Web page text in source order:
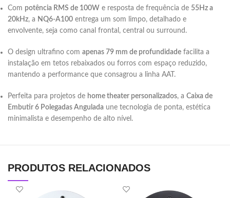
Com potência RMS de 100W e resposta de frequência de 55Hz a
20kHz, a NQ6-A100 entrega um som limpo, detalhado e
envolvente, seja como canal frontal, central ou surround.
O design ultrafino com apenas 79 mm de profundidade facilita a
instalação em tetos rebaixados ou forros com espaço reduzido,
mantendo a performance que consagrou a linha AAT.
Perfeita para projetos de home theater personalizados, a Caixa de
Embutir 6 Polegadas Angulada une tecnologia de ponta, estética
minimalista e desempenho de alto nível.
PRODUTOS RELACIONADOS